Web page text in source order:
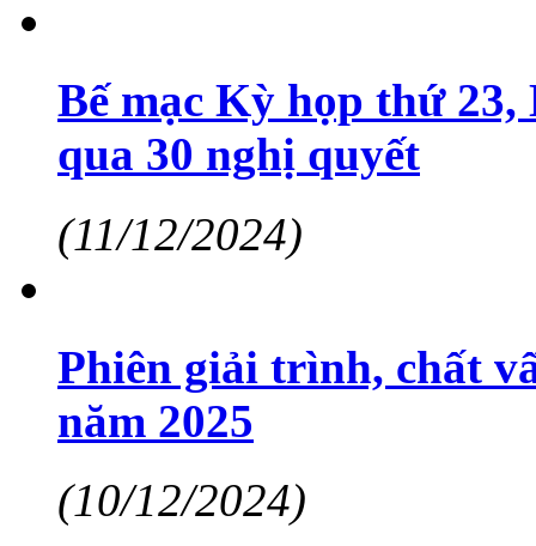
Bế mạc Kỳ họp thứ
qua 30 nghị quyết
(11/12/2024)
Phiên giải trình, chất
năm 2025
(10/12/2024)